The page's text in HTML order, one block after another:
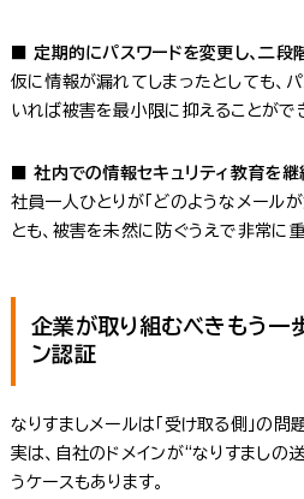
■ 定期的にパスワードを変更し、二段
仮に情報が漏れてしまったとしても、
いれば被害を最小限に抑えることがで
■ 社内での情報セキュリティ教育を
社員一人ひとりが「どのようなメール
とも、被害を未然に防ぐうえで非常に重
企業が取り組むべきもう一
ン認証
なりすましメールは「受け取る側」の問
実は、自社のドメインが“なりすましの
うケースもあります。